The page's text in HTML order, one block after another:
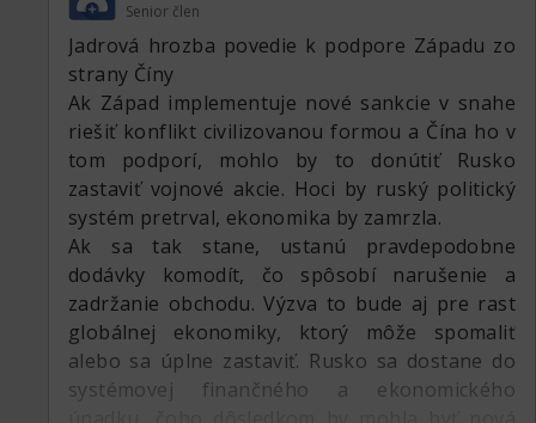
zhodnotiť svoje aktíva, pravdepodobne na
rozvíjajúcich sa trhoch. Populárne budú
bezpečné a predovšetkým likvidné aktíva ako
hotovosť a drahé kovy.
Senior člen
Jadrová hrozba povedie k podpore Západu zo
strany Číny
Ak Západ implementuje nové sankcie v snahe
riešiť konflikt civilizovanou formou a Čína ho v
tom podporí, mohlo by to donútiť Rusko
zastaviť vojnové akcie. Hoci by ruský politický
systém pretrval, ekonomika by zamrzla.
Ak sa tak stane, ustanú pravdepodobne
dodávky komodít, čo spôsobí narušenie a
zadržanie obchodu. Výzva to bude aj pre rast
globálnej ekonomiky, ktorý môže spomaliť
alebo sa úplne zastaviť. Rusko sa dostane do
systémovej finančného a ekonomického